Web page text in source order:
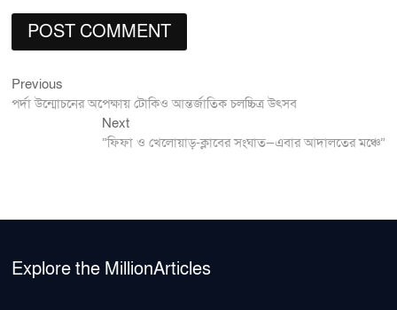
Post
navigation
Previous
post:
পর্দা উন্মোচনের অপেক্ষায় টোকিও আন্তর্জাতিক চলচ্চিত্র উৎসব
NextNext
post:
“ফিফা ও খেলোয়াড়-ক্লাবের সংঘাত—এবার আদালতের মঞ্চে”
Explore the MillionArticles